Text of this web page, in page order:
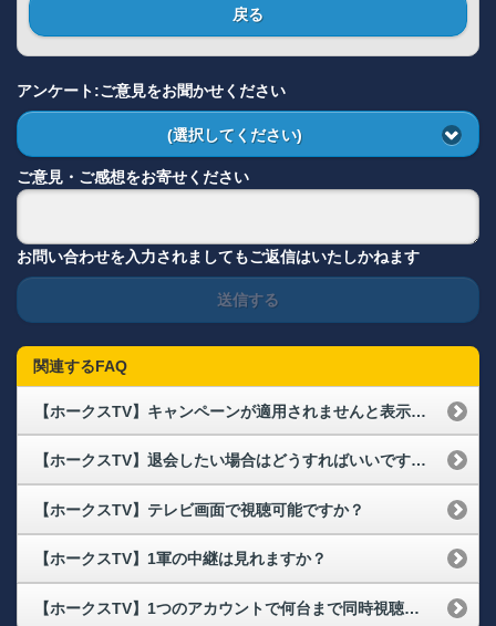
戻る
アンケート:ご意見をお聞かせください
(選択してください)
ご意見・ご感想をお寄せください
お問い合わせを入力されましてもご返信はいたしかねます
送信する
関連するFAQ
【ホークスTV】キャンペーンが適用されませんと表示される
【ホークスTV】退会したい場合はどうすればいいですか？
【ホークスTV】テレビ画面で視聴可能ですか？
【ホークスTV】1軍の中継は見れますか？
【ホークスTV】1つのアカウントで何台まで同時視聴が可能ですか？